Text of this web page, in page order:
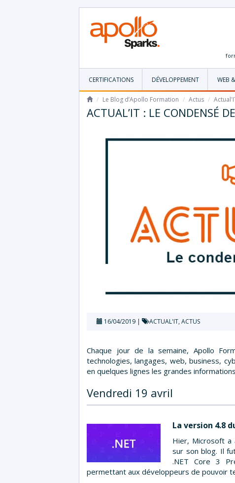
CERTIFICATIONS DÉVELOPPEMENT WEB
/ Le Blog d’Apollo Formation / Actus /
ACTUAL’IT : LE CONDENSÉ
16/04/2019 ACTUAL'IT,ACTUS
Chaque jour de la semaine, Apollo
technologies, langages, web, business,
en quelques lignes les grandes
Vendredi 19 avril
La version 4.8
Hier, Microsoft a
sur son blog. Il
.NET Core 3
permettant aux développeurs de pouvoir